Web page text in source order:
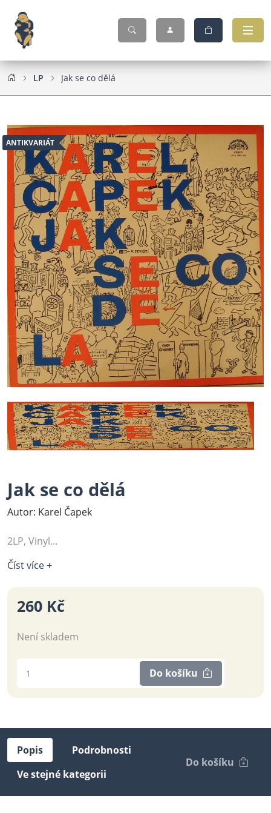
LP Jak se co dělá
ANTIKVARIÁT
Jak se co dělá
Autor: Karel Čapek
2LP, Vinyl...
Číst více +
260 Kč
Není skladem
Do košíku
Popis
Podrobnosti
Ve stejné kategorii
Do košíku